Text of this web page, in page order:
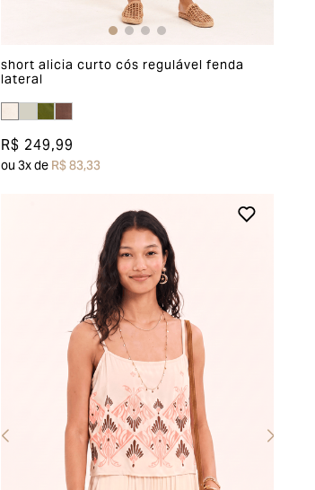
short alicia curto cós regulável fenda
lateral
R$ 249,99
ou3x deR$ 83,33